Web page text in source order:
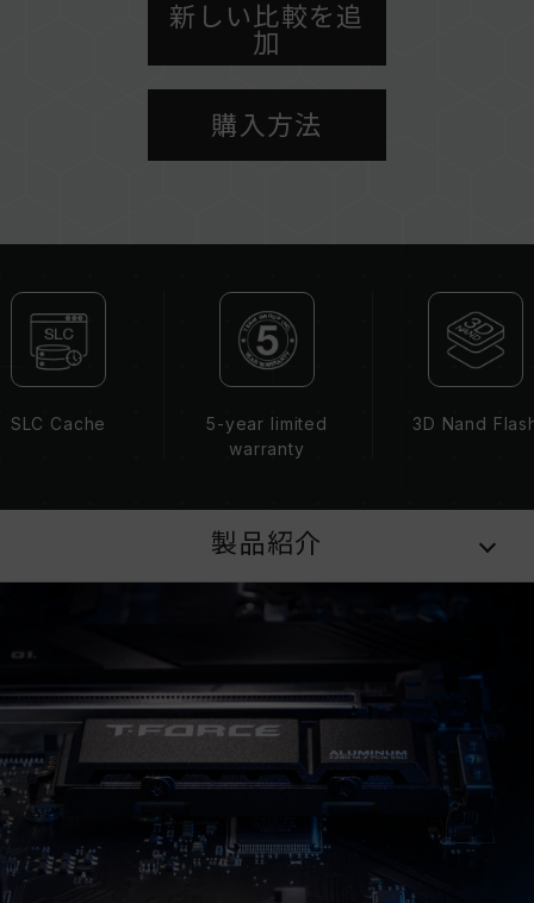
アメリカ特許番号：US11051392B2
台湾特許番号：I703921
中国特許番号：CN 211019739 U
台湾特許番号：I751753
新しい比較を追
加
購入方法
SLC Cache
5-year limited
warranty
3D Nand
製品紹介